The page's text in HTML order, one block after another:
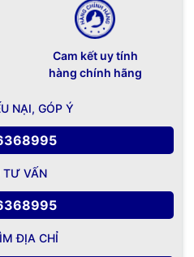
Cam kết uy tính
hàng chính hãng
NẠI, GÓP Ý
TƯ VẤN
ĐỊA CHỈ